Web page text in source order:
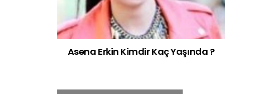
Asena Erkin Kimdir Kaç Yaşında ?